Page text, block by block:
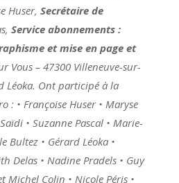
Huser, Secrétaire de
Service abonnements :
et mise en page et
Vous – 47300 Villeneuve-sur-
Léoka. Ont participé à la
: • Françoise Huser • Maryse
• Suzanne Pascal • Marie-
Bultez • Gérard Léoka •
Delas • Nadine Pradels • Guy
Michel Colin • Nicole Péris •